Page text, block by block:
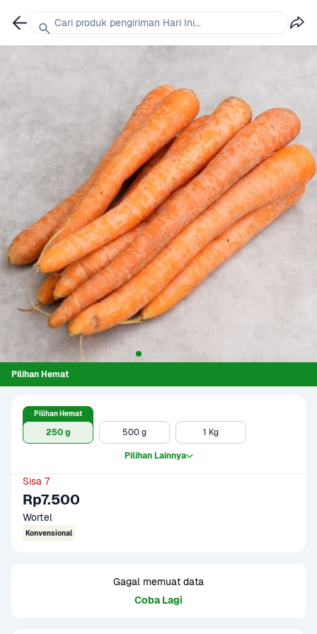
Pilihan Hemat
250 g
Pilihan Hemat
500 g 1 Kg
Pilihan Lainnya
Sisa 7
Rp7.500
Wortel
Konvensional
Gagal memuat data
Coba Lagi
Cari produk pengiriman Hari Ini...